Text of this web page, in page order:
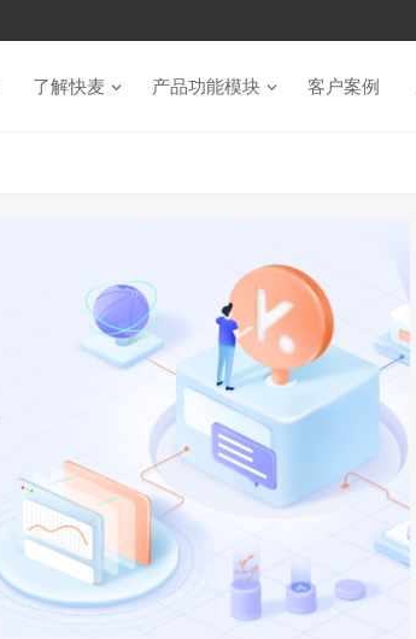
了解快麦 产品功能模块 客户案例